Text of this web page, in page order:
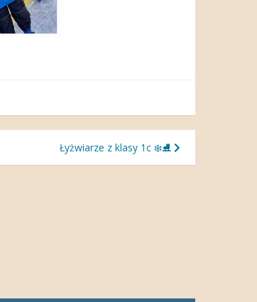
Łyżwiarze z klasy 1c ❄️⛸️